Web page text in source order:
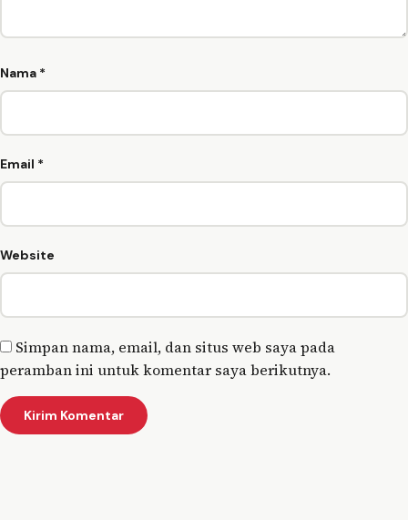
Nama *
Email *
Website
Simpan nama, email, dan situs web saya pada
peramban ini untuk komentar saya berikutnya.